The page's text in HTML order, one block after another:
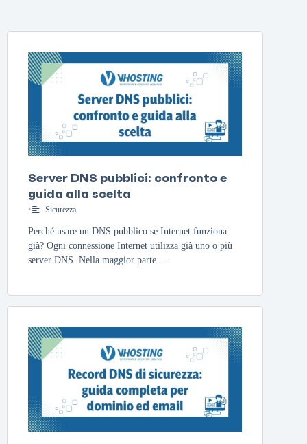
Server DNS pubblici: confronto e
guida alla scelta
• Sicurezza
Perché usare un DNS pubblico se Internet funziona
già? Ogni connessione Internet utilizza già uno o più
server DNS. Nella maggior parte …